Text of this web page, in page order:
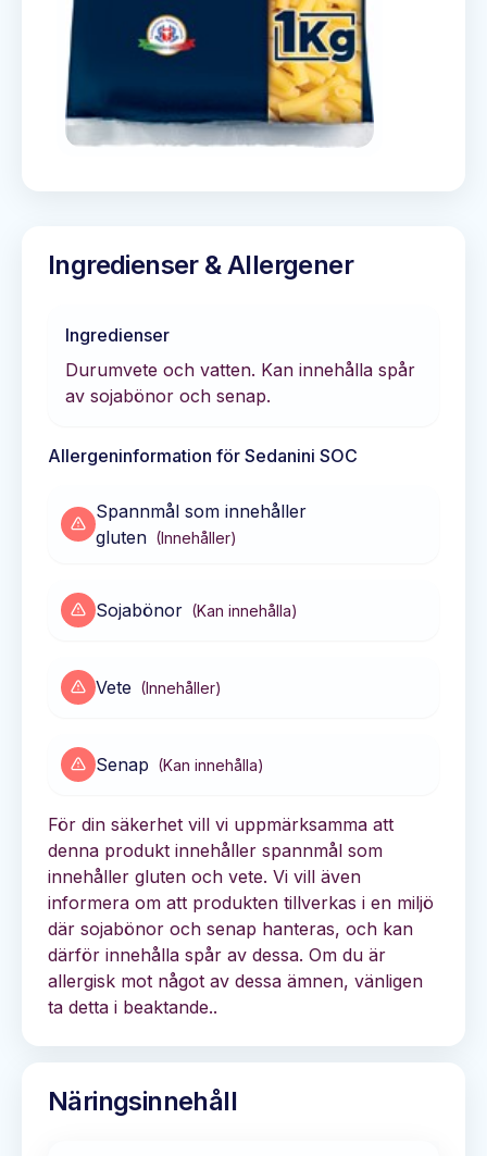
Ingredienser & Allergener
Ingredienser
Durumvete och vatten. Kan innehålla spår
av sojabönor och senap.
Allergeninformation för Sedanini SOC
Spannmål som innehåller
gluten (Innehåller)
Sojabönor (Kan innehålla)
Vete (Innehåller)
Senap (Kan innehålla)
För din säkerhet vill vi uppmärksamma att
denna produkt innehåller spannmål som
innehåller gluten och vete. Vi vill även
informera om att produkten tillverkas i en miljö
där sojabönor och senap hanteras, och kan
därför innehålla spår av dessa. Om du är
allergisk mot något av dessa ämnen, vänligen
ta detta i beaktande..
Näringsinnehåll